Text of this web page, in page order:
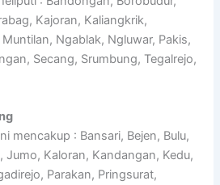
Kajoran, Kaliangkrik,
Ngablak, Ngluwar, Pakis,
Secang, Srumbung, Tegalrejo,
mencakup : Bansari, Bejen, Bulu,
Jumo, Kaloran, Kandangan, Kedu,
Parakan, Pringsurat,